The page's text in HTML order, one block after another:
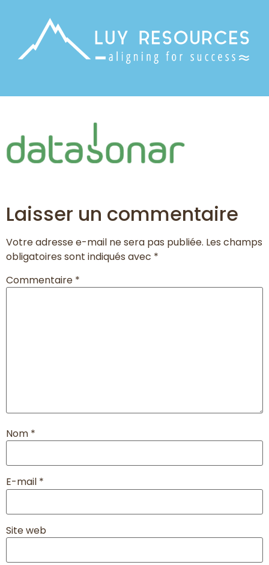
Laisser un commentaire
Votre adresse e-mail ne sera pas publiée. Les champs
obligatoires sont indiqués avec *
Commentaire *
Nom *
E-mail *
Site web